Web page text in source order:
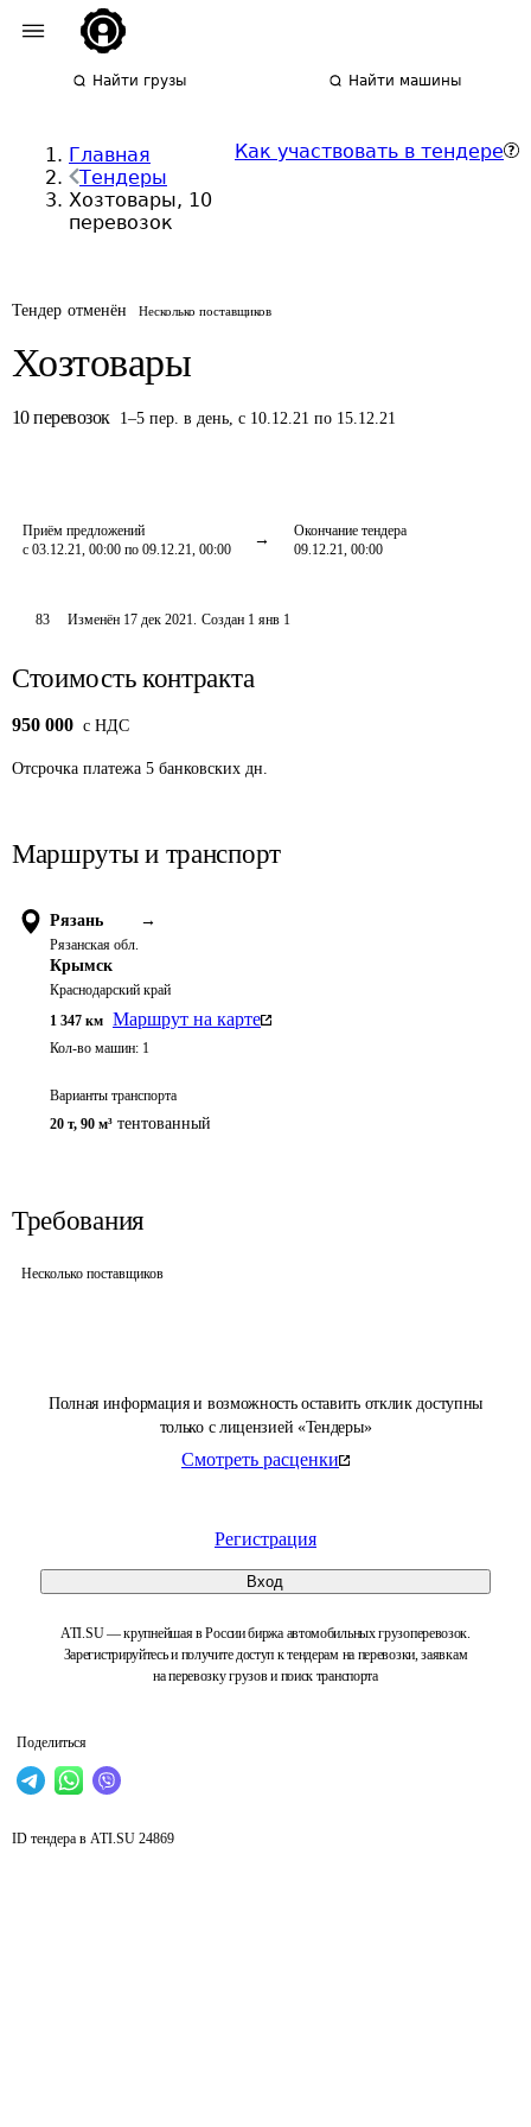
Найти грузы Найти машины
Главная
Тендеры
Хозтовары, 10
перевозок
Как участвовать в тендере
Тендер отменён Несколько поставщиков
Хозтовары
10 перевозок 1–5 пер. в день, с 10.12.21 по 15.12.21
Приём предложений
с 03.12.21, 00:00 по 09.12.21, 00:00
Окончание тендера
09.12.21, 00:00
Полная информация и возможность оставить отклик доступны
только с лицензией «Тендеры»
Смотреть расценки
Регистрация
Вход
ATI.SU — крупнейшая в России биржа автомобильных грузоперевозок.
Зарегистрируйтесь и получите доступ к тендерам на перевозки, заявкам
на перевозку грузов и поиск транспорта
Поделиться
83 Изменён 17 дек 2021. Создан 1 янв 1
Стоимость контракта
950 000 c НДС
Отсрочка платежа 5 банковских дн.
Маршруты и транспорт
Рязань →
Рязанская обл.
Крымск
Краснодарский край
1 347 км Маршрут на карте
Кол-во машин: 1
Варианты транспорта
20 т, 90 м³ тентованный
Требования
Несколько поставщиков
ID тендера в ATI.SU 24869